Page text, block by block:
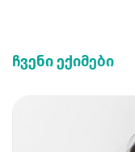
ჩვენი ექიმები